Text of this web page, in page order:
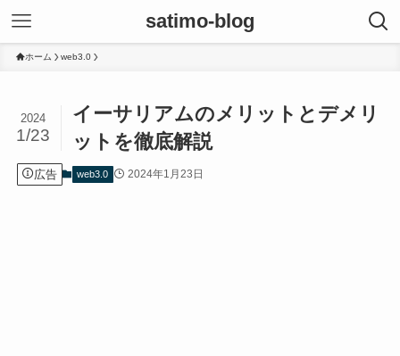
satimo-blog
ホーム web3.0
イーサリアムのメリットとデメリ
ットを徹底解説
2024
1/23
広告 web3.0 2024年1月23日